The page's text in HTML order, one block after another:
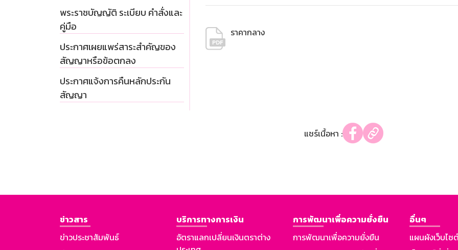
พระราชบัญญัติ ระเบียบ คำสั่งและ
คู่มือ
ประกาศเผยแพร่สาระสำคัญของ
สัญญาหรือข้อตกลง
ประกาศแจ้งการคืนหลักประกัน
สัญญา
ราคากลาง
แชร์เนื้อหา :
ข่าวสาร
ข่าวประชาสัมพันธ์
บริการทางการเงิน
อัตราแลกเปลี่ยนเงินตราต่าง
การพัฒนาเพื่อความยั่งยืน
การพัฒนาเพื่อความยั่งยืน
อื่นๆ
แผนผังเว็บไซ